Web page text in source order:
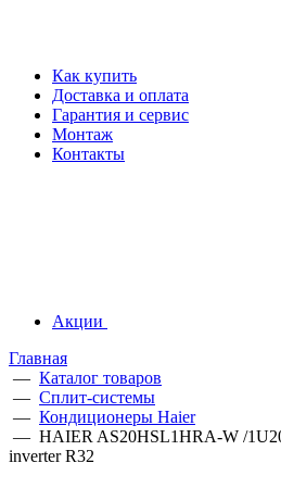
Как купить
Доставка и оплата
Гарантия и сервис
Монтаж
Контакты
Акции
Главная
— Каталог товаров
— Сплит-системы
— Кондиционеры Haier
— HAIER AS20HSL1HRA-W /
inverter R32